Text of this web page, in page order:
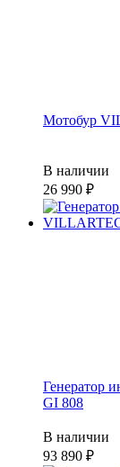
Мотобур
В наличии
26 990
Генератор
GI 808
В наличии
93 890